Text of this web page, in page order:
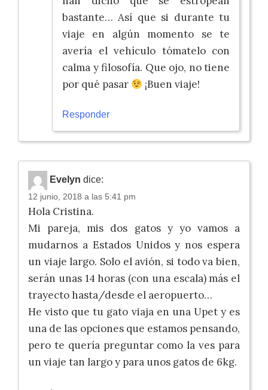
bastante… Así que si durante tu
viaje en algún momento se te
avería el vehículo tómatelo con
calma y filosofía. Que ojo, no tiene
por qué pasar
¡Buen viaje!
Responder
Evelyn dice:
12 junio, 2018 a las 5:41 pm
Hola Cristina.
Mi pareja, mis dos gatos y yo vamos a
mudarnos a Estados Unidos y nos espera
un viaje largo. Solo el avión, si todo va bien,
serán unas 14 horas (con una escala) más el
trayecto hasta/desde el aeropuerto…
He visto que tu gato viaja en una Upet y es
una de las opciones que estamos pensando,
pero te quería preguntar como la ves para
un viaje tan largo y para unos gatos de 6kg.